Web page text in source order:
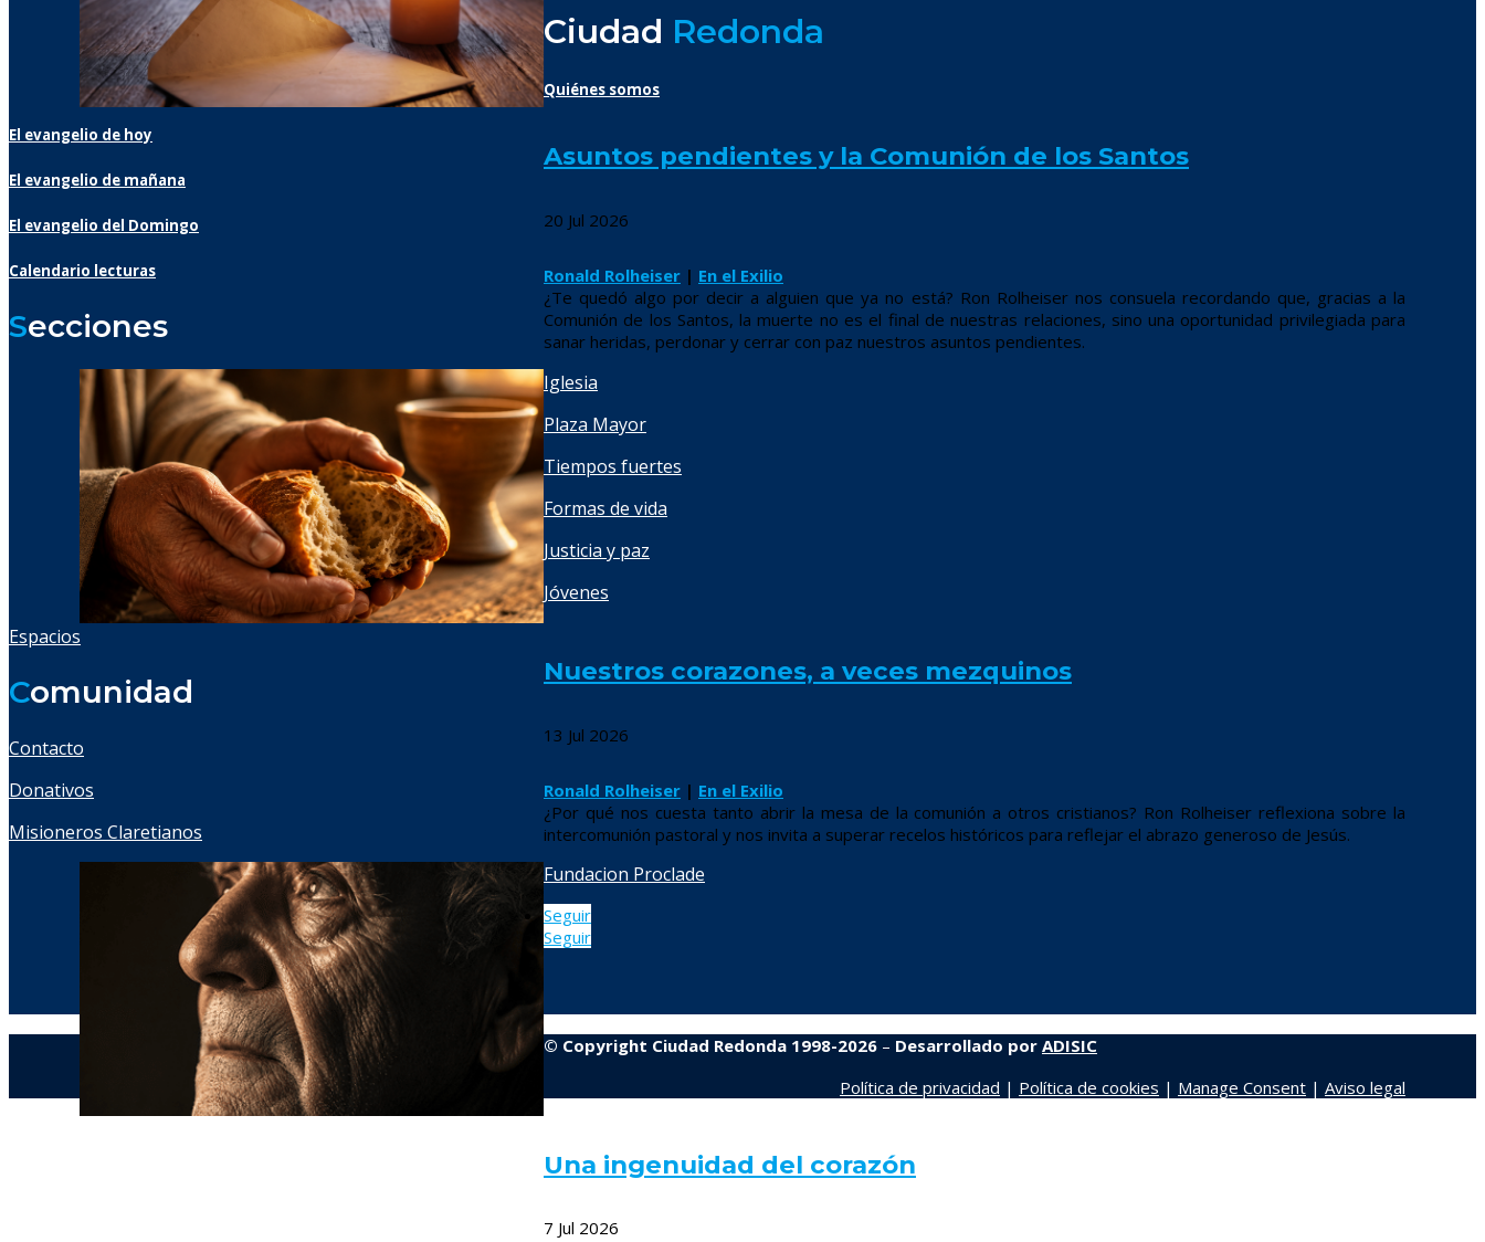
Asuntos pendientes y la Comunión de los Santos
20 Jul 2026
Ronald Rolheiser | En el Exilio
¿Te quedó algo por decir a alguien que ya no está? Ron Rolheiser nos consuela recordando que, gracias a la
Comunión de los Santos, la muerte no es el final de nuestras relaciones, sino una oportunidad privilegiada para
sanar heridas, perdonar y cerrar con paz nuestros asuntos pendientes.
Nuestros corazones, a veces mezquinos
13 Jul 2026
Ronald Rolheiser | En el Exilio
¿Por qué nos cuesta tanto abrir la mesa de la comunión a otros cristianos? Ron Rolheiser reflexiona sobre la
intercomunión pastoral y nos invita a superar recelos históricos para reflejar el abrazo generoso de Jesús.
Una ingenuidad del corazón
7 Jul 2026
Ciudad Redonda
Quiénes somos
El evangelio de hoy
El evangelio de mañana
El evangelio del Domingo
Calendario lecturas
Secciones
Iglesia
Plaza Mayor
Tiempos fuertes
Formas de vida
Justicia y paz
Jóvenes
Espacios
Comunidad
Contacto
Donativos
Misioneros Claretianos
Fundacion Proclade
Seguir
Seguir
© Copyright Ciudad Redonda 1998-2026 – Desarrollado por ADISIC
Política de privacidad | Política de cookies | Manage Consent | Aviso legal